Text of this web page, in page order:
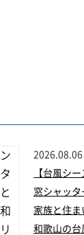
2026.08.06
【台風シー
窓シャッタ
家族と住ま
和歌山の台